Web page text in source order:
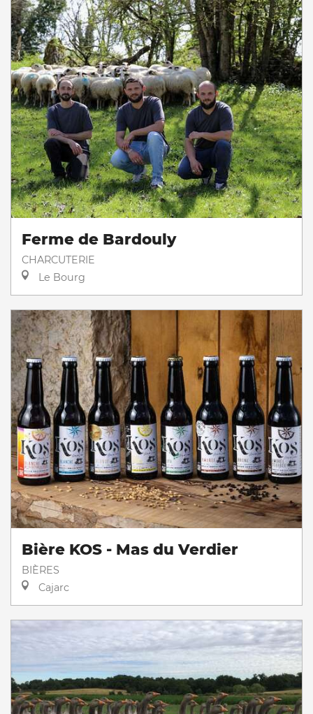
Ferme de Bardouly
CHARCUTERIE
Le Bourg
Bière KOS - Mas du Verdier
BIÈRES
Cajarc